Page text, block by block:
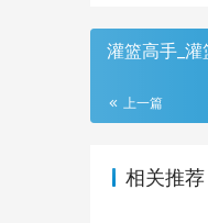
灌篮高手_
上一篇
相关推荐